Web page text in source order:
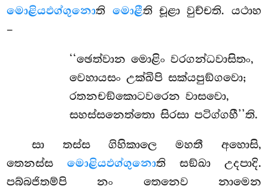
මොළියඵග්ගුනොති මොළීති චූළා වුච්චති. යථාහ
–
‘‘ඡෙත්වාන මොළිං වරගන්ධවාසිතං,
වෙහායසං උක්ඛිපි සක්යපුඞ්ගවො;
රතනචඞ්කොටවරෙන වාසවො,
සහස්සනෙත්තො සිරසා පටිග්ගහී’’ති.
සා තස්ස ගිහිකාලෙ මහතී අහොසි,
තෙනස්සමොළියඵග්ගුනොති සඞ්ඛා උදපාදි.
පබ්බජිතම්පි නං තෙනෙව නාමෙන